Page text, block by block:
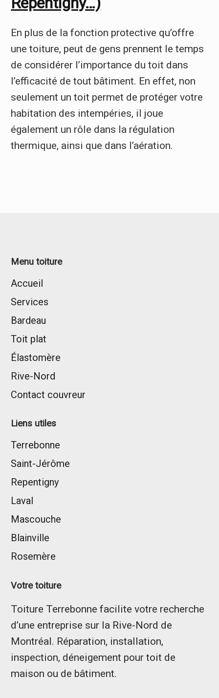
En plus de la fonction protective qu’offre
une toiture, peut de gens prennent le temps
de considérer l’importance du toit dans
l’efficacité de tout bâtiment. En effet, non
seulement un toit permet de protéger votre
habitation des intempéries, il joue
également un rôle dans la régulation
thermique, ainsi que dans l’aération.
Menu toiture
Accueil
Services
Bardeau
Toit plat
Élastomère
Rive-Nord
Contact couvreur
Liens utiles
Terrebonne
Saint-Jérôme
Repentigny
Laval
Mascouche
Blainville
Rosemère
Votre toiture
Toiture Terrebonne facilite votre recherche
d’une entreprise sur la Rive-Nord de
Montréal. Réparation, installation,
inspection, déneigement pour toit de
maison ou de bâtiment.